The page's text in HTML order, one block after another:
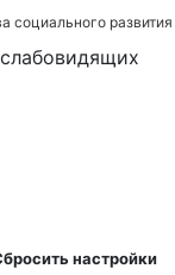
социального
настройки